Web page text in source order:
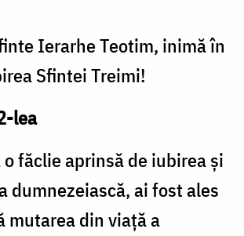
Ierarhe Teotim, inimă în
Sfintei Treimi!
lea
făclie aprinsă de iubirea și
dumnezeiască, ai fost ales
mutarea din viață a